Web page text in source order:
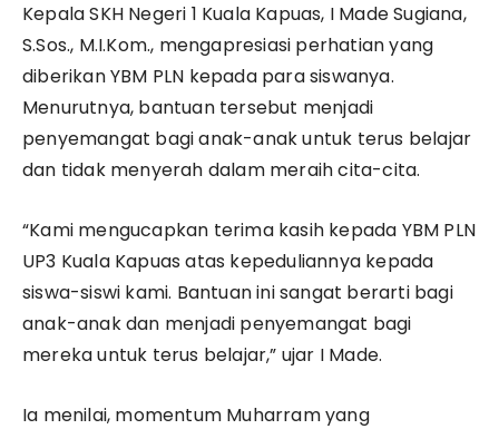
Kepala SKH Negeri 1 Kuala Kapuas, I Made Sugiana,
S.Sos., M.I.Kom., mengapresiasi perhatian yang
diberikan YBM PLN kepada para siswanya.
Menurutnya, bantuan tersebut menjadi
penyemangat bagi anak-anak untuk terus belajar
dan tidak menyerah dalam meraih cita-cita.
“Kami mengucapkan terima kasih kepada YBM PLN
UP3 Kuala Kapuas atas kepeduliannya kepada
siswa-siswi kami. Bantuan ini sangat berarti bagi
anak-anak dan menjadi penyemangat bagi
mereka untuk terus belajar,” ujar I Made.
Ia menilai, momentum Muharram yang